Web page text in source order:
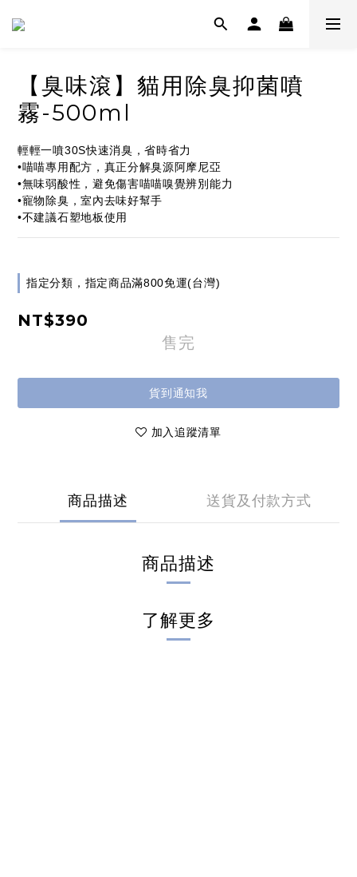
【臭味滾】貓用除臭抑菌噴
霧-500ml
輕輕一噴30S快速消臭，省時省力
•喵喵專用配方，真正分解臭源阿摩尼亞
•無味弱酸性，避免傷害喵喵嗅覺辨別能力
•寵物除臭，室內去味好幫手
•不建議石塑地板使用
指定分類，指定商品滿800免運(台灣)
NT$390
售完
貨到通知我
加入追蹤清單
商品描述 送貨及付款方式
商品描述
了解更多